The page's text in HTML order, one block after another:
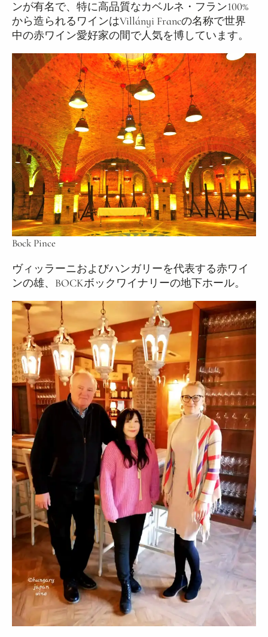
ンが有名で、特に高品質なカベルネ・フラン100%
から造られるワインはVillányi Francの名称で世界
中の赤ワイン愛好家の間で人気を博しています。
Bock Pince
ヴィッラーニおよびハンガリーを代表する赤ワイ
ンの雄、BOCKボックワイナリーの地下ホール。